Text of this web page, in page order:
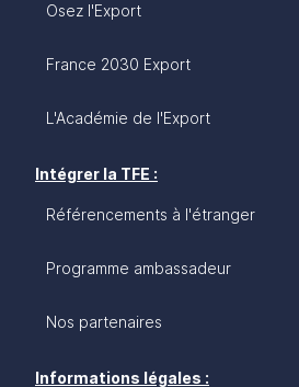
Osez l'Export
France 2030 Export
L'Académie de l'Export
Intégrer la TFE :
Référencements à l'étranger
Programme ambassadeur
Nos partenaires
Informations légales :